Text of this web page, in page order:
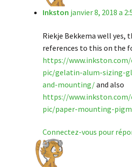
Inkston janvier 8, 2018 a
Riekje Bekkema well yes,
references to this on the
https://
pic/gelatin-alum-sizing-
and-mounting/and also
https://
pic/paper-mounting-
Connectez-vous pour